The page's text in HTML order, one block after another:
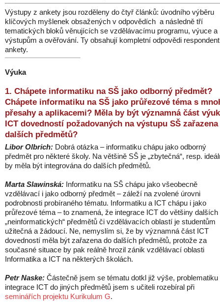
Výstupy z ankety jsou rozděleny do čtyř článků: úvodního výběru
klíčových myšlenek obsažených v odpovědích a následně tří
tematických bloků věnujících se vzdělávacímu programu, výuce a
výstupům a ověřování. Ty obsahují kompletní odpovědi
ankety.
Výuka
1. Chápete informatiku na SŠ jako odborný předmět?
Chápete informatiku na SŠ jako průřezové téma s
přesahy a aplikacemi? Měla by být významná část
ICT dovedností požadovaných na výstupu SŠ
dalších předmětů?
Libor Olbrich: Dobrá otázka – informatiku chápu jako odborný
předmět pro některé školy. Na většině SŠ je „zbytečná“, resp.
by měla být integrována do dalších předmětů.
Marta Slawinská: Informatiku na SŠ chápu jako všeobecně
vzdělávací i jako odborný předmět – záleží na zvolené úrovni
podrobnosti probíraného tématu. Informatiku a ICT chápu i jako
průřezové téma – to znamená, že integrace ICT do většiny dalších
„neinformatických“ předmětů či vzdělávacích oblastí je studentům
užitečná a žádoucí. Ne, nemyslím si, že by významná část ICT
dovedností měla být zařazena do dalších předmětů, protože za
současné situace by pak reálně hrozil zánik vzdělávací oblasti
Informatika a ICT na některých školách.
Petr Naske: Částečně jsem se tématu dotkl již výše, problematiku
integrace ICT do jiných předmětů jsem s učiteli rozebíral při
seminářích projektu Kurikulum G.